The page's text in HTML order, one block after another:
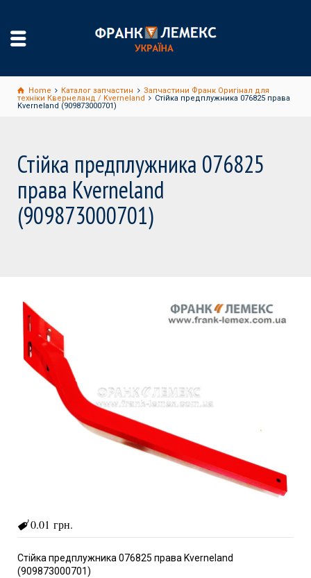
Home Каталог запчастин
Запчастини Франк Оригінал для
техніки Квернеланд / Kverneland
Стійка предплужника 076825 права
Kverneland (909873000701)
Стійка предплужника 076825
права Kverneland
(909873000701)
0.01 грн.
Стійка предплужника 076825 права Kverneland
(909873000701)